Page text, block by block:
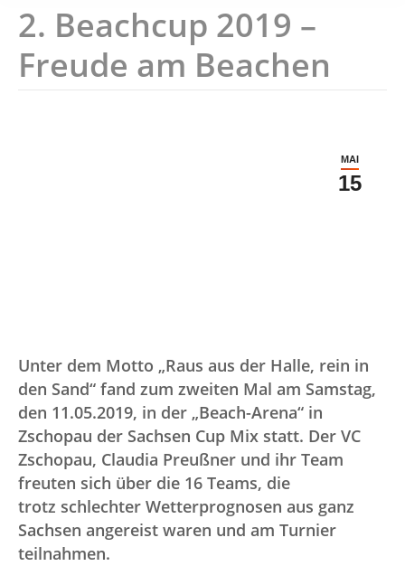
2. Beachcup 2019 –
Freude am Beachen
MAI
15
Unter dem Motto „Raus aus der Halle, rein in
den Sand“ fand zum zweiten Mal am Samstag,
den 11.05.2019, in der „Beach-Arena“ in
Zschopau der Sachsen Cup Mix statt. Der VC
Zschopau, Claudia Preußner und ihr Team
freuten sich über die 16 Teams, die
trotz schlechter Wetterprognosen aus ganz
Sachsen angereist waren und am Turnier
teilnahmen.